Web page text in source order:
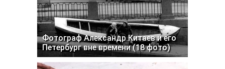
Фотограф Александр Китаев и его
Петербург вне времени (18 фото)